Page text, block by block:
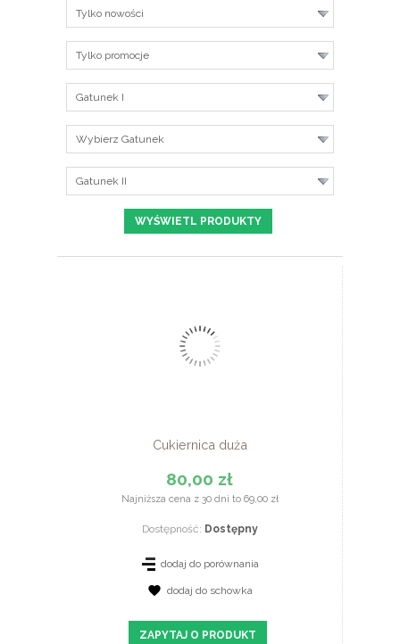
Tylko nowości
Tylko promocje
Gatunek I
Wybierz Gatunek
Gatunek II
ZOBACZ SZCZEGÓŁY
Cukiernica duża
80,00 zł
Najniższa cena z 30 dni to 69,00 zł
Dostępność: Dostępny
dodaj do porównania
dodaj do schowka
ZAPYTAJ O PRODUKT